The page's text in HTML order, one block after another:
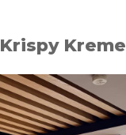
Krispy Kreme